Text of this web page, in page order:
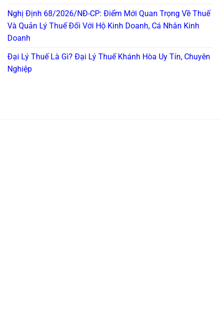
Nghị Định 68/2026/NĐ-CP: Điểm Mới Quan Trọng Về Thuế
Và Quản Lý Thuế Đối Với Hộ Kinh Doanh, Cá Nhân Kinh
Doanh
Đại Lý Thuế Là Gì? Đại Lý Thuế Khánh Hòa Uy Tín, Chuyên
Nghiệp